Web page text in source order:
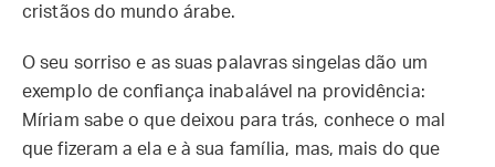
cristãos do mundo árabe.
O seu sorriso e as suas palavras singelas dão um
exemplo de confiança inabalável na providência:
Míriam sabe o que deixou para trás, conhece o mal
que fizeram a ela e à sua família, mas, mais do que